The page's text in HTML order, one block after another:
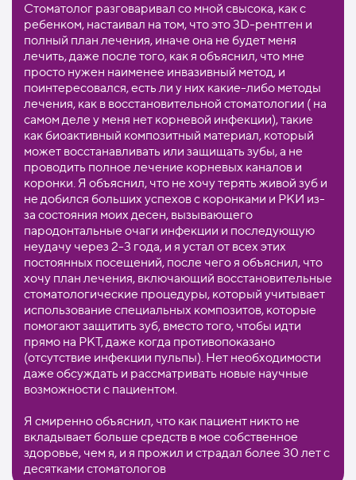
Стоматолог разговаривал со мной свысока, как с
ребенком, настаивал на том, что это 3D-рентген и
полный план лечения, иначе она не будет меня
лечить, даже после того, как я объяснил, что мне
просто нужен наименее инвазивный метод, и
поинтересовался, есть ли у них какие-либо методы
лечения, как в восстановительной стоматологии ( на
самом деле у меня нет корневой инфекции), такие
как биоактивный композитный материал, который
может восстанавливать или защищать зубы, а не
проводить полное лечение корневых каналов и
коронки. Я объяснил, что не хочу терять живой зуб и
не добился больших успехов с коронками и РКИ из-
за состояния моих десен, вызывающего
пародонтальные очаги инфекции и последующую
неудачу через 2-3 года, и я устал от всех этих
постоянных посещений, после чего я объяснил, что
хочу план лечения, включающий восстановительные
стоматологические процедуры, который учитывает
использование специальных композитов, которые
помогают защитить зуб, вместо того, чтобы идти
прямо на РКТ, даже когда противопоказано
(отсутствие инфекции пульпы). Нет необходимости
даже обсуждать и рассматривать новые научные
возможности с пациентом.
Я смиренно объяснил, что как пациент никто не
вкладывает больше средств в мое собственное
здоровье, чем я, и я прожил и страдал более 30 лет с
десятками стоматологов